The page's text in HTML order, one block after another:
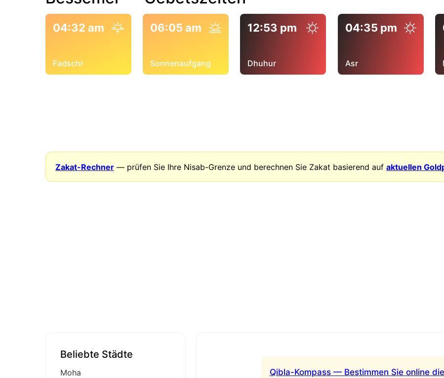
04:32 am
Fadschr
06:05 am
Sonnenaufgang
12:53 pm
Dhuhur
04:35 pm
Asr
Zakat-Rechner — prüfen Sie Ihre Nisab-Grenze und berechnen Sie Zakat basierend aufaktuellen
Qibla-Kompass — Bestimmen Sie online
Beliebte Städte
Moha